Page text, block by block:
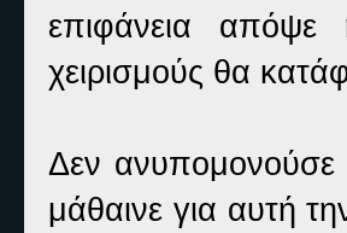
επιφάνεια
χειρισμούς θα
Δεν ανυπομονούσε
μάθαινε για αυτή